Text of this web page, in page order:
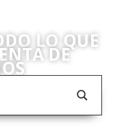
LO QUE
DE